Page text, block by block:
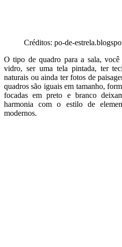
Créditos: po-de-
O tipo de quadro para a sala, você
vidro, ser uma tela pintada, ter
naturais ou ainda ter fotos de
quadros são iguais em tamanho,
focadas em preto e branco
harmonia com o estilo de
modernos.